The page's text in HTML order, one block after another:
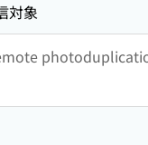
対象